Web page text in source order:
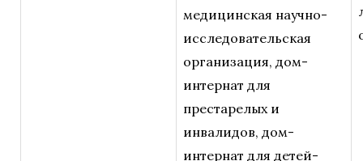
медицинская научно-
исследовательская
организация, дом-
интернат для
престарелых и
инвалидов, дом-
интернат для детей-